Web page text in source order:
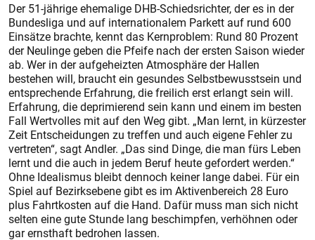
Der 51-jährige ehemalige DHB-Schiedsrichter, der es in der
Bundesliga und auf internationalem Parkett auf rund 600
Einsätze brachte, kennt das Kernproblem: Rund 80 Prozent
der Neulinge geben die Pfeife nach der ersten Saison wieder
ab. Wer in der aufgeheizten Atmosphäre der Hallen
bestehen will, braucht ein gesundes Selbstbewusstsein und
entsprechende Erfahrung, die freilich erst erlangt sein will.
Erfahrung, die deprimierend sein kann und einem im besten
Fall Wertvolles mit auf den Weg gibt. „Man lernt, in kürzester
Zeit Entscheidungen zu treffen und auch eigene Fehler zu
vertreten“, sagt Andler. „Das sind Dinge, die man fürs Leben
lernt und die auch in jedem Beruf heute gefordert werden.“
Ohne Idealismus bleibt dennoch keiner lange dabei. Für ein
Spiel auf Bezirksebene gibt es im Aktivenbereich 28 Euro
plus Fahrtkosten auf die Hand. Dafür muss man sich nicht
selten eine gute Stunde lang beschimpfen, verhöhnen oder
gar ernsthaft bedrohen lassen.